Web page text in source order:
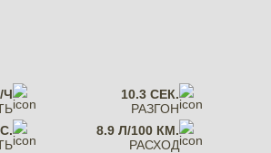
Ч
10.3 СЕК.
РАЗГОН
8.9 Л/100 КМ.
РАСХОД